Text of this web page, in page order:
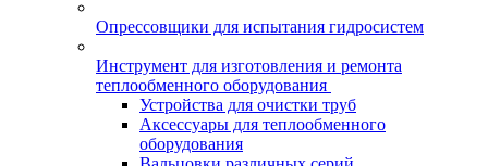
Опрессовщики для испытания гидросистем
Инструмент для изготовления и ремонта
теплообменного оборудования
Устройства для очистки труб
Аксессуары для теплообменного
оборудования